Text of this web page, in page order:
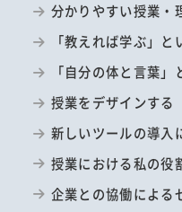
分かりやすい授業・
「教えれば学ぶ」と
「自分の体と言葉」
授業をデザインする
新しいツールの導入
授業における私の役
企業との協働による